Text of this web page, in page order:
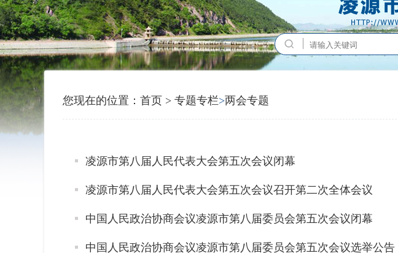
您现在的位置： 首页 > 专题专栏>两会专题
凌源市第八届人民代表大会第五次会议闭幕
凌源市第八届人民代表大会第五次会议召开第二次全体会议
中国人民政治协商会议凌源市第八届委员会第五次会议闭幕
中国人民政治协商会议凌源市第八届委员会第五次会议选举公告